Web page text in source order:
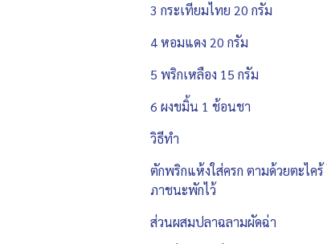
3 กระเทียมไทย 20 กรัม
4 หอมแดง 20 กรัม
5 พริกเหลือง 15 กรัม
6 ผงขมิ้น 1 ช้อนชา
วิธีทำ
ตักพริกแห้งใส่ครก ตามด้วยตะไค
ภาชนะพักไว้
ส่วนผสมปลาฉลามผัดฉ่า